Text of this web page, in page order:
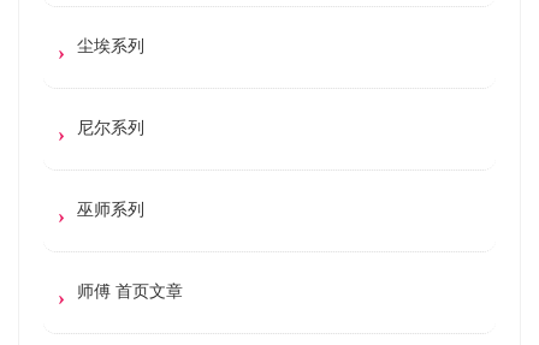
尘埃系列
尼尔系列
巫师系列
师傅 首页文章